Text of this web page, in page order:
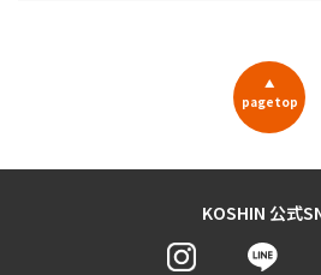
▲
pagetop
KOSHIN 公式